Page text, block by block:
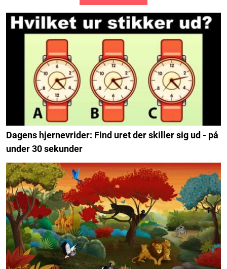
Dagens hjernevrider: Find uret der skiller sig ud - på
under 30 sekunder